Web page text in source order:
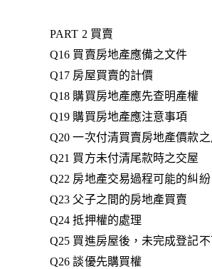
PART 2 買賣
Q16 買賣房地產應備之文件
Q17 房屋買賣的計價
Q18 購買房地產應先查明產權
Q19 購買房地產應注意事項
Q20 一次付清買賣房地產價款
Q21 買方未付清尾款時之交屋
Q22 房地產交易過程可能的糾紛
Q23 父子之間的房地產買賣
Q24 抵押權的處理
Q25 買進房屋後，未完成登記
Q26 談優先購買權